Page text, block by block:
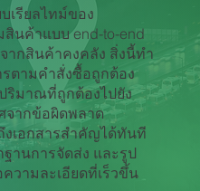
เรียลไทม์ของ
สินค้าแบบ end-to-end
ากสินค้าคงคลัง สิ่งนี้ทํา
ตามคําสั่งซื้อถูกต้อง
ริมาณที่ถูกต้องไปยัง
จากข้อผิดพลาด
เอกสารสําคัญได้ทันที
านการจัดส่ง และรูป
วามละเอียดที่เร็วขึ้น